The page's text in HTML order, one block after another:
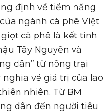
định về tiềm năng
ngành cà phê Việt
cà phê là kết tinh
Tây Nguyên và
dân” từ nông trại
về giá trị của lao
nhiên. Từ BM
dân đến người tiêu